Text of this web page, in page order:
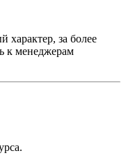
за более
к менеджерам